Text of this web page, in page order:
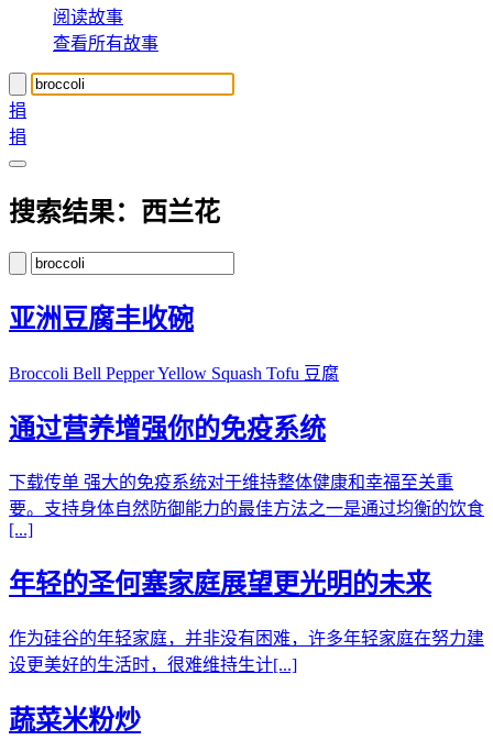
阅读故事
查看所有故事
捐
捐
搜索结果：西兰花
亚洲豆腐丰收碗
Broccoli Bell Pepper Yellow Squash Tofu 豆腐
通过营养增强你的免疫系统
下载传单 强大的免疫系统对于维持整体健康和幸福至关重
要。支持身体自然防御能力的最佳方法之一是通过均衡的饮食
[...]
年轻的圣何塞家庭展望更光明的未来
作为硅谷的年轻家庭，并非没有困难，许多年轻家庭在努力建
设更美好的生活时，很难维持生计[...]
蔬菜米粉炒